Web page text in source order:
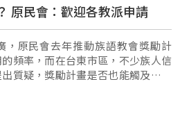
原民會：歡迎各教派申請
，原民會去年推動族語教會獎勵計
頻率，而在台東市區，不少族人信
質疑，獎勵計畫是否也能觸及民間
肯定的答案。